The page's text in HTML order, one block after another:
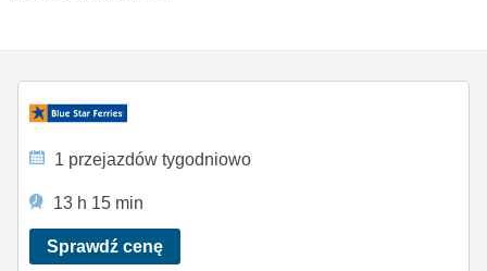
1 przejazdów tygodniowo
13 h 15 min
Sprawdź cenę